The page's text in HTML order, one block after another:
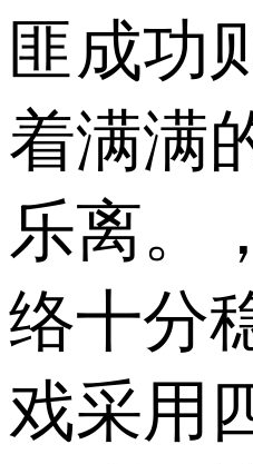
匪成功
着满满
乐离。
络十分
戏采用